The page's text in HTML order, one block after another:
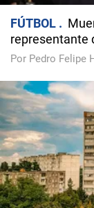
FÚTBOL
representante
Por Pedro Felipe